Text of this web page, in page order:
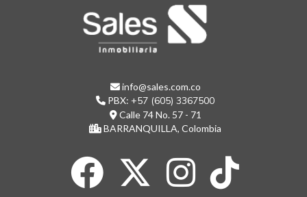
info@sales.com.co
PBX: +57 (605) 3367500
Calle 74 No. 57 - 71
BARRANQUILLA, Colombia